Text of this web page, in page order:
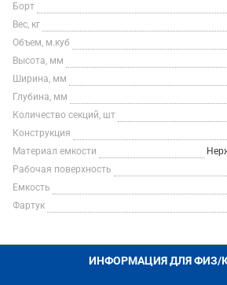
Борт
Вес, кг
Объем, м.куб
Высота, мм
Ширина, мм
Глубина, мм
Количество секций, шт
Конструкция
Материал емкости
Рабочая поверхность
Емкость
Фартук
ИНФОРМАЦИЯ ДЛЯ ФИЗ/